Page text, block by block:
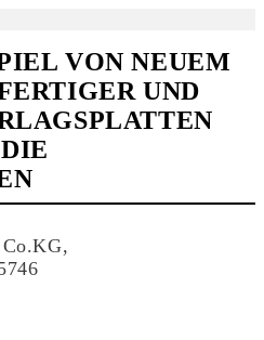
VON NEUEM
UND